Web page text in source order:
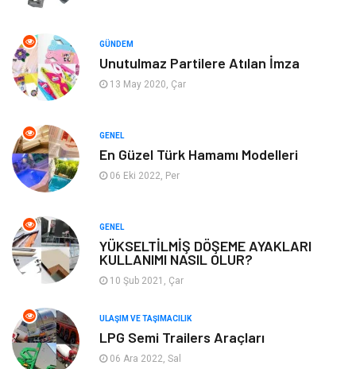
Organizasyon Mobilya
Tatil Finans & Ekonomi
Turizm
Aksesuar
Plastik
Ambalaj Eğlence
Pazarlama
GÜNDEM
Unutulmaz Partilere Atılan İmza
13 May 2020, Çar
GENEL
En Güzel Türk Hamamı Modelleri
06 Eki 2022, Per
GENEL
YÜKSELTİLMİŞ DÖŞEME AYAKLARI
KULLANIMI NASIL OLUR?
10 Şub 2021, Çar
ULAŞIM VE TAŞIMACILIK
LPG Semi Trailers Araçları
06 Ara 2022, Sal